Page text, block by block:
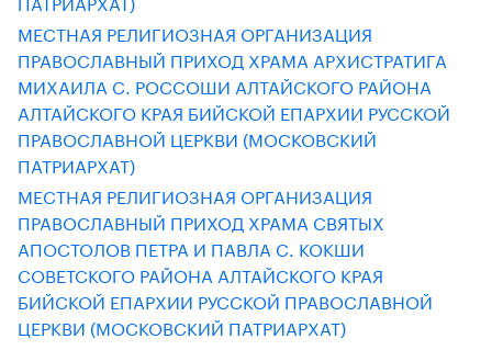
МЕСТНАЯ РЕЛИГИОЗНАЯ ОРГАНИЗАЦИЯ
ПРАВОСЛАВНЫЙ ПРИХОД ХРАМА АРХИСТРАТИГА
МИХАИЛА С. РОССОШИ АЛТАЙСКОГО РАЙОНА
АЛТАЙСКОГО КРАЯ БИЙСКОЙ ЕПАРХИИ РУССКОЙ
ПРАВОСЛАВНОЙ ЦЕРКВИ (МОСКОВСКИЙ
ПАТРИАРХАТ)
МЕСТНАЯ РЕЛИГИОЗНАЯ ОРГАНИЗАЦИЯ
ПРАВОСЛАВНЫЙ ПРИХОД ХРАМА СВЯТЫХ
АПОСТОЛОВ ПЕТРА И ПАВЛА С. КОКШИ
СОВЕТСКОГО РАЙОНА АЛТАЙСКОГО КРАЯ
БИЙСКОЙ ЕПАРХИИ РУССКОЙ ПРАВОСЛАВНОЙ
ЦЕРКВИ (МОСКОВСКИЙ ПАТРИАРХАТ)